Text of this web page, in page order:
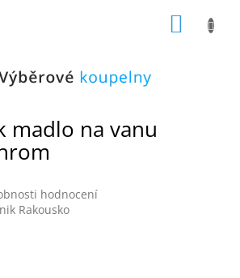
madlo na vanu
hodnocení
Rakousko